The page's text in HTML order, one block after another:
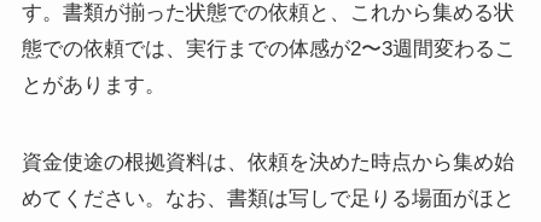
す。書類が揃った状態での依頼と、これから集める状
態での依頼では、実行までの体感が2〜3週間変わるこ
とがあります。
資金使途の根拠資料は、依頼を決めた時点から集め始
めてください。なお、書類は写しで足りる場面がほと